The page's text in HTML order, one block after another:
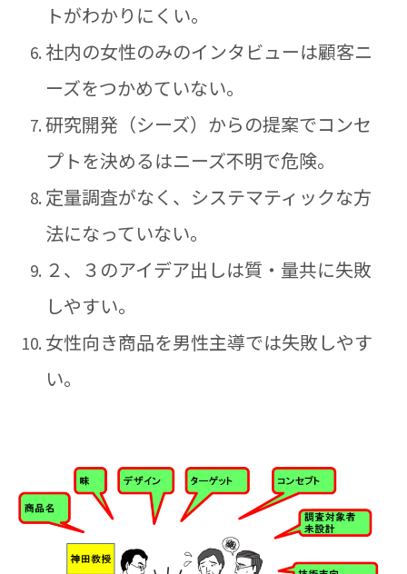
トがわかりにくい。
社内の女性のみのインタビューは顧客ニ
ーズをつかめていない。
研究開発（シーズ）からの提案でコンセ
プトを決めるはニーズ不明で危険。
定量調査がなく、システマティックな方
法になっていない。
２、３のアイデア出しは質・量共に失敗
しやすい。
女性向き商品を男性主導では失敗しやす
い。